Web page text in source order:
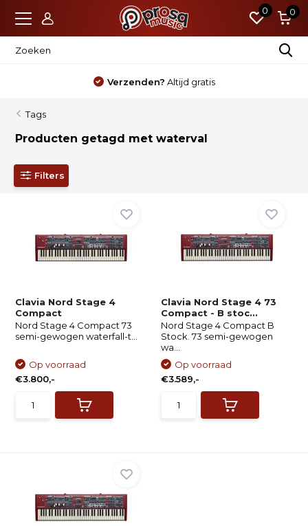
0 0
Verzenden? Altijd gratis
Tags
Producten getagd met waterval
Filters
Clavia Nord Stage 4
Compact
Nord Stage 4 Compact 73
semi-gewogen waterfall-t...
Op voorraad
€3.800,-
Clavia Nord Stage 4 73
Compact - B stoc...
Nord Stage 4 Compact B
Stock. 73 semi-gewogen
wa...
Op voorraad
€3.589,-